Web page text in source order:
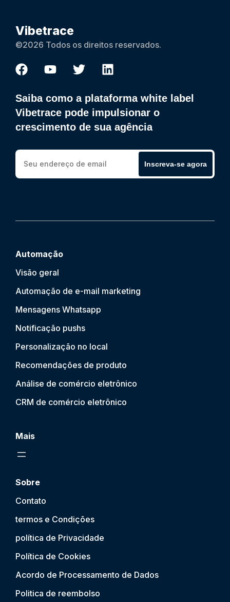
Vibetrace
©2026 Todos os direitos reservados.
Saiba como a plataforma white label
Vibetrace pode impulsionar o
crescimento de sua agência
Inscreva-se agora
Automação
Visão geral
Automação de e-mail marketing
Mensagens Whatsapp
Notificação pushs
Personalização no local
Recomendações de produto
Análise de comércio eletrônico
CRM de comércio eletrônico
Mais
Sobre
Contato
termos e Condições
política de Privacidade
Política de Cookies
Acordo de Processamento de Dados
Politica de reembolso